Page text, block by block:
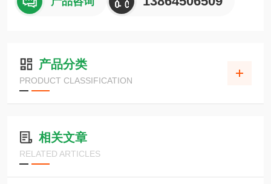
产品分类
PRODUCT CLASSIFICATION
相关文章
RELATED ARTICLES